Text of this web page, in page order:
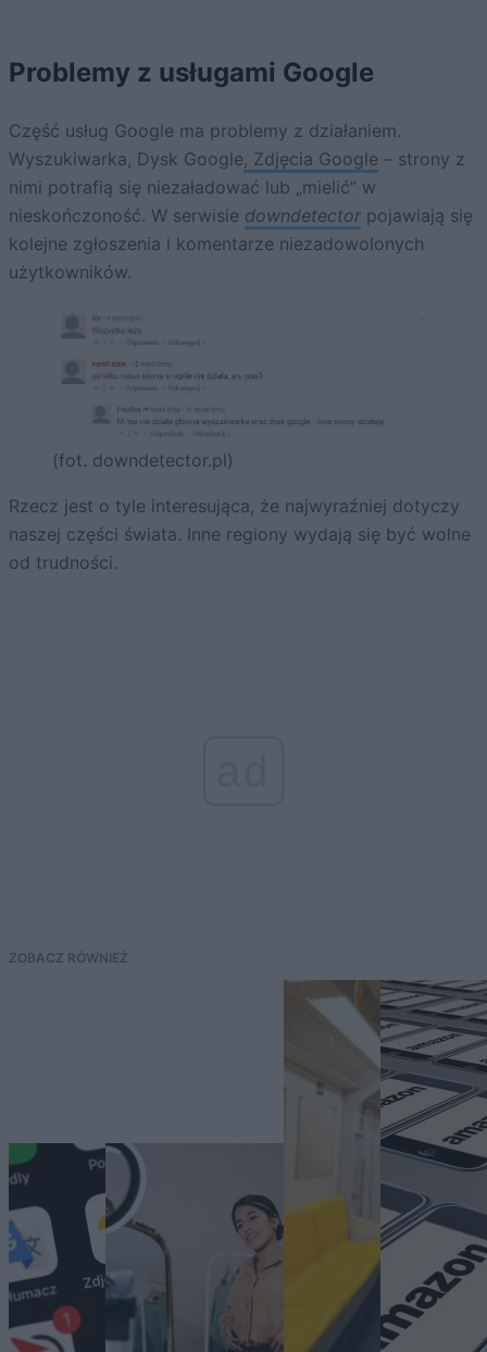
Problemy z usługami Google
Część usług Google ma problemy z działaniem.
Wyszukiwarka, Dysk Google, Zdjęcia Google – strony z
nimi potrafią się niezaładować lub „mielić” w
nieskończoność. W serwisie downdetector pojawiają się
kolejne zgłoszenia i komentarze niezadowolonych
użytkowników.
(fot. downdetector.pl)
Rzecz jest o tyle interesująca, że najwyraźniej dotyczy
naszej części świata. Inne regiony wydają się być wolne
od trudności.
ZOBACZ RÓWNIEŻ